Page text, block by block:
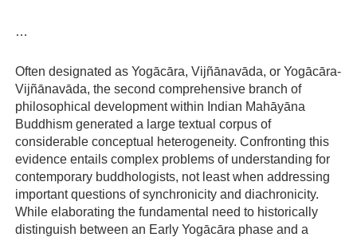
…
Often designated as Yogācāra, Vijñānavāda, or Yogācāra-
Vijñānavāda, the second comprehensive branch of
philosophical development within Indian Mahāyāna
Buddhism generated a large textual corpus of
considerable conceptual heterogeneity. Confronting this
evidence entails complex problems of understanding for
contemporary buddhologists, not least when addressing
important questions of synchronicity and diachronicity.
While elaborating the fundamental need to historically
distinguish between an Early Yogācāra phase and a